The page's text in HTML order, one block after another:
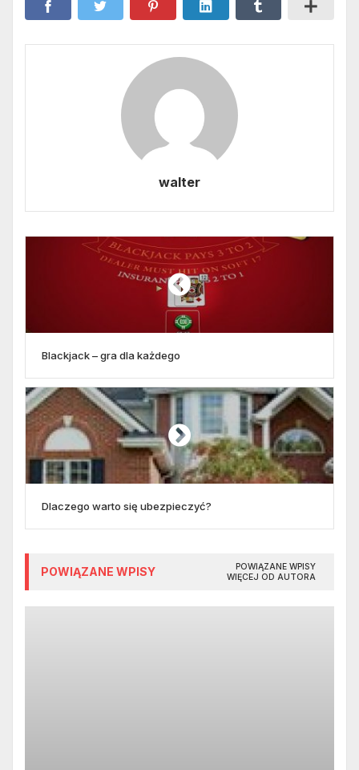
walter
Blackjack – gra dla każdego
Dlaczego warto się ubezpieczyć?
POWIĄZANE WPISY
POWIĄZANE WPISY
WIĘCEJ OD AUTORA